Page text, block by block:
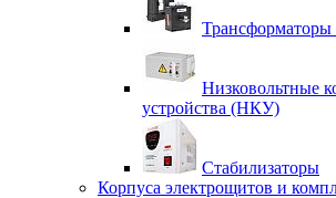
Трансформаторы
Низковольтные
устройства (НКУ)
Стабилизаторы
Корпуса электрощитов и